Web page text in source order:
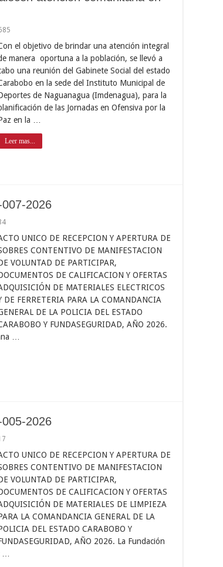
el objetivo de brindar una atención integral
manera oportuna a la población, se llevó a
una reunión del Gabinete Social del estado
en la sede del Instituto Municipal de
de Naguanagua (Imdenagua), para la
de las Jornadas en Ofensiva por la
en la …
Leer mas...
2026
UNICO DE RECEPCION Y APERTURA DE
CONTENTIVO DE MANIFESTACION
VOLUNTAD DE PARTICIPAR,
DE CALIFICACION Y OFERTAS
DE MATERIALES ELECTRICOS
DE FERRETERIA PARA LA COMANDANCIA
DE LA POLICIA DEL ESTADO
Y FUNDASEGURIDAD, AÑO 2026.
…
2026
UNICO DE RECEPCION Y APERTURA DE
CONTENTIVO DE MANIFESTACION
VOLUNTAD DE PARTICIPAR,
DE CALIFICACION Y OFERTAS
DE MATERIALES DE LIMPIEZA
LA COMANDANCIA GENERAL DE LA
DEL ESTADO CARABOBO Y
AÑO 2026. La Fundación